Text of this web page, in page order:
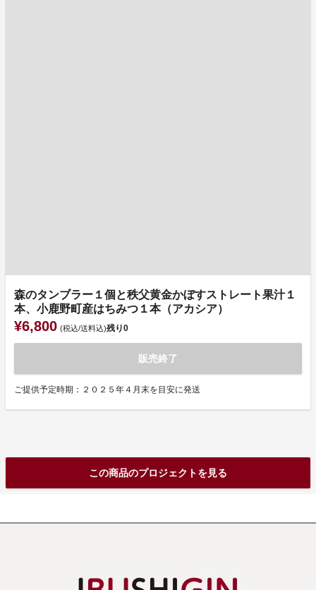
森のタンブラー１個と秩父黄金かぼすストレート果汁１
本、小鹿野町産はちみつ１本（アカシア）
¥6,800 (税込/送料込)残り0
販売終了
ご提供予定時期：２０２５年４月末を目安に発送
この商品のプロジェクトを見る